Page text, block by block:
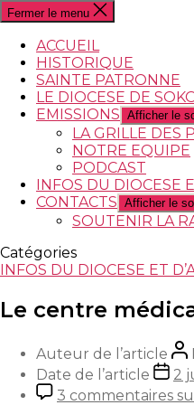
Fermer le menu
ACCUEIL
HISTORIQUE
SAINTE PATRONNE
LE DIOCESE DE
EMISSIONS Afficher le
LA GRILLE DES
NOTRE EQUIPE
PODCAST
INFOS DU DIOCESE
CONTACTS Afficher le
SOUTENIR LA
Catégories
INFOS DU DIOCESE ET
Le centre
Auteur de l’article
Date de l’article
2
3 commentaires